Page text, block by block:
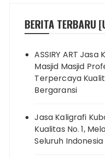
BERITA TERBARU
ASSIRY ART
Masjid Masjid
Terpercaya
Bergaransi
Jasa Kaligrafi
Kualitas No. 1,
Seluruh Indonesia